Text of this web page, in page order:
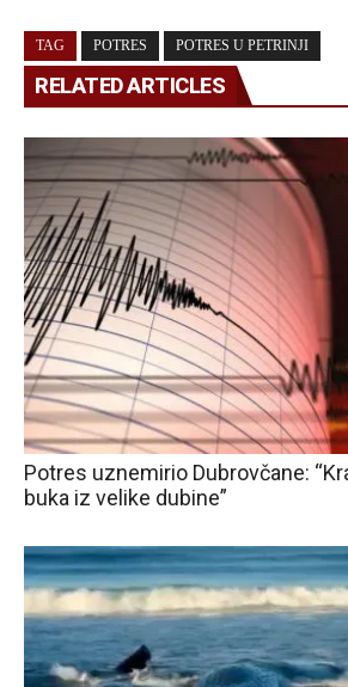
TAG POTRES POTRES U PETRINJI
RELATED ARTICLES
Potres uznemirio Dubrovčane:
buka iz velike dubine”